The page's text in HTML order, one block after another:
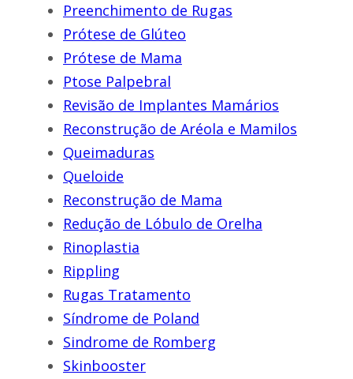
Preenchimento de Rugas
Prótese de Glúteo
Prótese de Mama
Ptose Palpebral
Revisão de Implantes Mamários
Reconstrução de Aréola e Mamilos
Queimaduras
Queloide
Reconstrução de Mama
Redução de Lóbulo de Orelha
Rinoplastia
Rippling
Rugas Tratamento
Síndrome de Poland
Sindrome de Romberg
Skinbooster